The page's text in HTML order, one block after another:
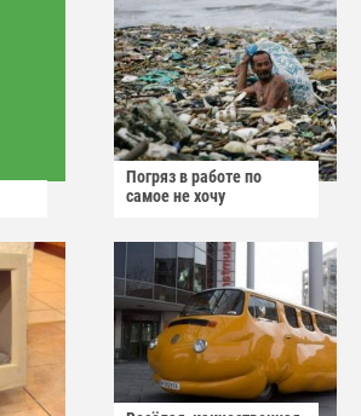
Погряз в работе по
самое не хочу